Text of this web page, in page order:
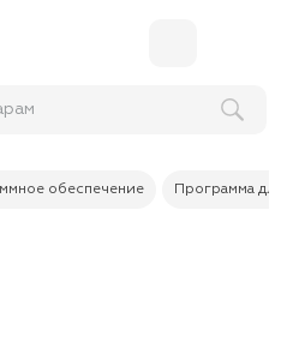
обеспечение Программа для